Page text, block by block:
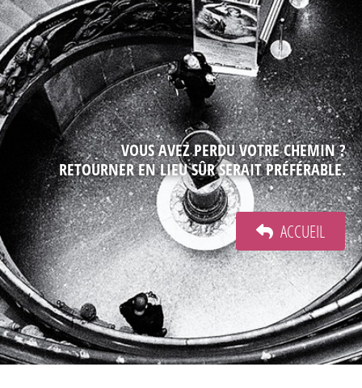
VOUS AVEZ PERDU VOTRE CHEMIN ?
RETOURNER EN LIEU SÛR SERAIT PRÉFÉRABLE.
ACCUEIL